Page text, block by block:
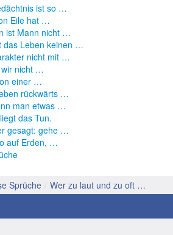
ist so …
Eile hat …
ist Mann nicht …
das Leben keinen …
nicht mit …
wir nicht …
einer …
rückwärts …
man etwas …
das Tun.
gesagt: gehe …
auf Erden, …
Sprüche / Wer zu laut und zu oft …